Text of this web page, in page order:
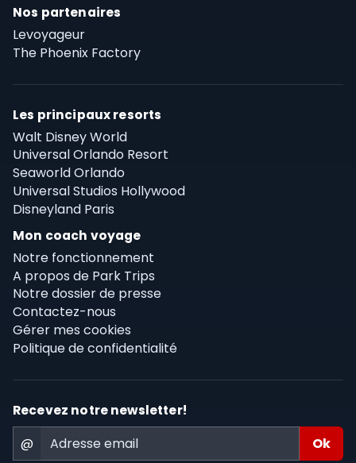
Nos partenaires
Levoyageur
The Phoenix Factory
Les principaux resorts
Walt Disney World
Universal Orlando Resort
Seaworld Orlando
Universal Studios Hollywood
Disneyland Paris
Mon coach voyage
Notre fonctionnement
A propos de Park Trips
Notre dossier de presse
Contactez-nous
Gérer mes cookies
Politique de confidentialité
Recevez notre newsletter!
@